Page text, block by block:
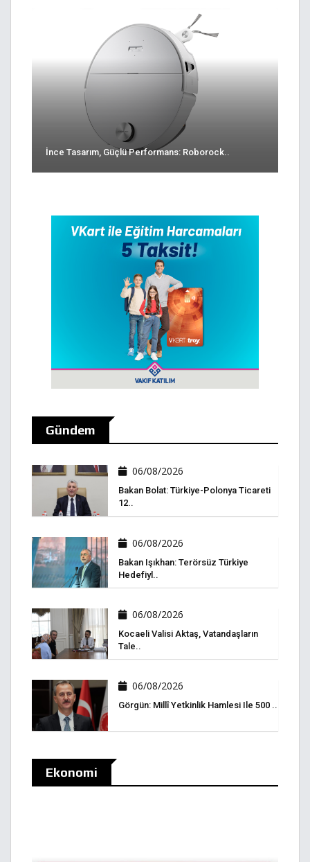
İnce Tasarım, Güçlü Performans: Roborock..
Gündem
06/08/2026
Bakan Bolat: Türkiye-Polonya Ticareti
12..
06/08/2026
Bakan Işıkhan: Terörsüz Türkiye
Hedefiyl..
06/08/2026
Kocaeli Valisi Aktaş, Vatandaşların
Tale..
06/08/2026
Görgün: Millî Yetkinlik Hamlesi Ile 500 ..
Ekonomi